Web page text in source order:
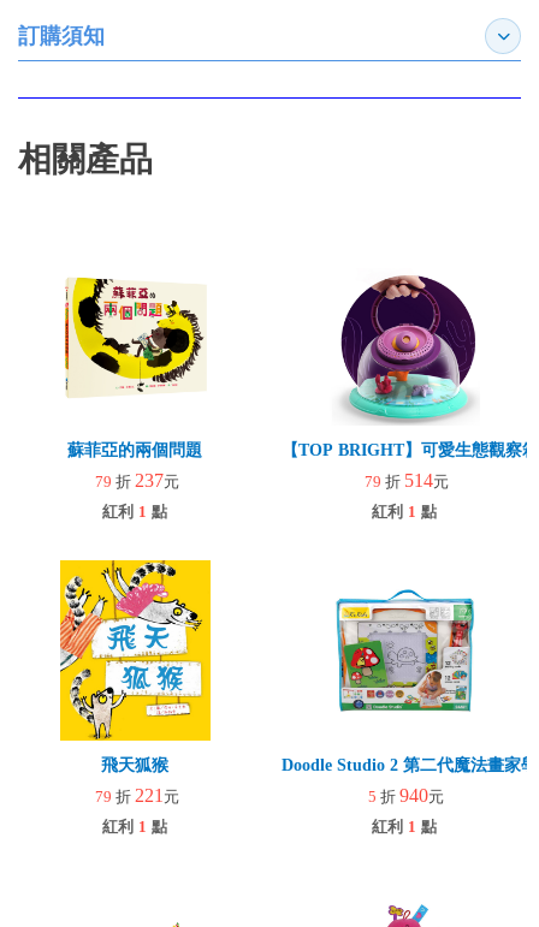
訂購須知 展開
相關產品
蘇菲亞的兩個問題
79 折 237元
紅利 1 點
【TOP BRIGHT】可愛生態觀察箱
79 折 514元
紅利 1 點
飛天狐猴
79 折 221 元
紅利 1 點
Doodle Studio 2 第二代魔法畫家
5 折 940元
紅利 1 點